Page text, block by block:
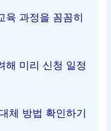
육 과정을 꼼꼼히
해 미리 신청 일정
체 방법 확인하기